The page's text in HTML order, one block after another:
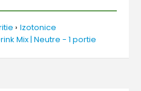
Izotonice
Mix | Neutre - 1 portie